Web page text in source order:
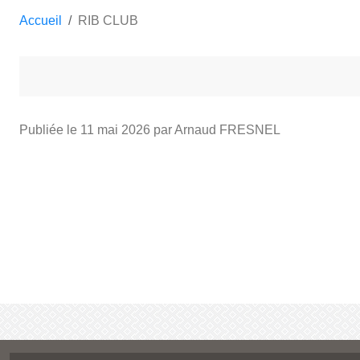
Accueil RIB CLUB
Publiée le 11 mai 2026 par Arnaud FRESNEL